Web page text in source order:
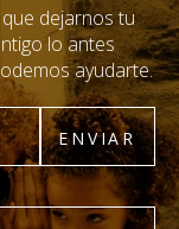
dejarnos tu
lo antes
ayudarte.
ENVIAR